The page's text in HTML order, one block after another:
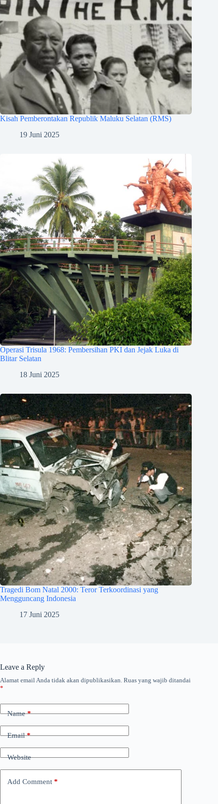
Kisah Pemberontakan Republik Maluku Selatan (RMS)
19 Juni 2025
Operasi Trisula 1968: Pembersihan PKI dan Jejak Luka di
Blitar Selatan
18 Juni 2025
Tragedi Bom Natal 2000: Teror Terkoordinasi yang
Mengguncang Indonesia
17 Juni 2025
Leave a Reply
Alamat email Anda tidak akan dipublikasikan. Ruas yang wajib ditandai
*
Name*
Email*
Website
Add Comment *